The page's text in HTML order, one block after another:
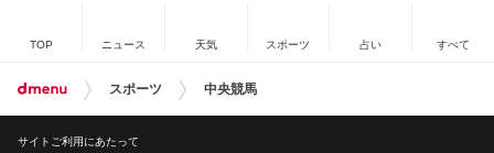
TOP ニュース 天気 スポーツ 占い すべて
スポーツ 中央競馬
サイトご利用にあたって